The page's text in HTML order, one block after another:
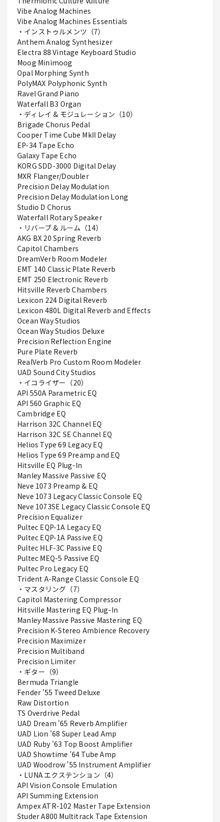
Vibe Analog Machines
Vibe Analog Machines Essentials
・インストゥルメンツ（7）
Anthem Analog Synthesizer
Electra 88 Vintage Keyboard Studio
Moog Minimoog
Opal Morphing Synth
PolyMAX Polyphonic Synth
Ravel Grand Piano
Waterfall B3 Organ
・ディレイ & モジュレーション（10）
Brigade Chorus Pedal
Cooper Time Cube MkII Delay
EP-34 Tape Echo
Galaxy Tape Echo
KORG SDD-3000 Digital Delay
MXR Flanger/Doubler
Precision Delay Modulation
Precision Delay Modulation Long
Studio D Chorus
Waterfall Rotary Speaker
・リバーブ & ルーム（14）
AKG BX 20 Spring Reverb
Capitol Chambers
DreamVerb Room Modeler
EMT 140 Classic Plate Reverb
EMT 250 Electronic Reverb
Hitsville Reverb Chambers
Lexicon 224 Digital Reverb
Lexicon 480L Digital Reverb and Effects
Ocean Way Studios
Ocean Way Studios Deluxe
Precision Reflection Engine
Pure Plate Reverb
RealVerb Pro Custom Room Modeler
UAD Sound City Studios
・イコライザー（20）
API 550A Parametric EQ
API 560 Graphic EQ
Cambridge EQ
Harrison 32C Channel EQ
Harrison 32C SE Channel EQ
Helios Type 69 Legacy EQ
Helios Type 69 Preamp and EQ
Hitsville EQ Plug-In
Manley Massive Passive EQ
Neve 1073 Preamp & EQ
Neve 1073 Legacy Classic Console EQ
Neve 1073SE Legacy Classic Console EQ
Precision Equalizer
Pultec EQP-1A Legacy EQ
Pultec EQP-1A Passive EQ
Pultec HLF-3C Passive EQ
Pultec MEQ-5 Passive EQ
Pultec Pro Legacy EQ
Trident A-Range Classic Console EQ
・マスタリング（7）
Capitol Mastering Compressor
Hitsville Mastering EQ Plug-In
Manley Massive Passive Mastering EQ
Precision K-Stereo Ambience Recovery
Precision Maximizer
Precision Multiband
Precision Limiter
・ギター（9）
Bermuda Triangle
Fender ’55 Tweed Deluxe
Raw Distortion
TS Overdrive Pedal
UAD Dream '65 Reverb Amplifier
UAD Lion '68 Super Lead Amp
UAD Ruby '63 Top Boost Amplifier
UAD Showtime '64 Tube Amp
UAD Woodrow '55 Instrument Amplifier
・LUNA エクステンション（4）
API Vision Console Emulation
API Summing Extension
Ampex ATR-102 Master Tape Extension
Studer A800 Multitrack Tape Extension